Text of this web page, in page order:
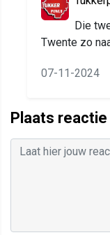
Die
Twente zo
07-11-2024
Plaats reactie